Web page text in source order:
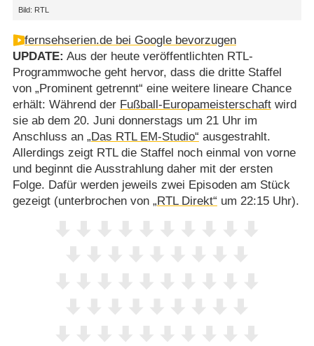
Bild: RTL
fernsehserien.de bei Google bevorzugen
UPDATE: Aus der heute veröffentlichten RTL-
Programmwoche geht hervor, dass die dritte Staffel
von „Prominent getrennt“ eine weitere lineare Chance
erhält: Während der Fußball-Europameisterschaftwird
sie ab dem 20. Juni donnerstags um 21 Uhr im
Anschluss an „Das RTL EM-Studio“ ausgestrahlt.
Allerdings zeigt RTL die Staffel noch einmal von vorne
und beginnt die Ausstrahlung daher mit der ersten
Folge. Dafür werden jeweils zwei Episoden am Stück
gezeigt (unterbrochen von „RTL Direkt“ um 22:15 Uhr).